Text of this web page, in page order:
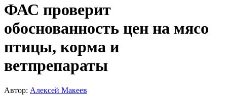
ФАС проверит
обоснованность цен на мясо
птицы, корма и
ветпрепараты
Автор: Алексей Макеев